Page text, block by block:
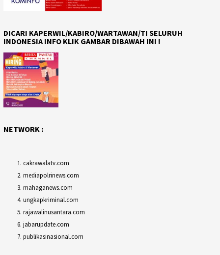
DICARI KAPERWIL/KABIRO/WARTAWAN/TI SELURUH
INDONESIA INFO KLIK GAMBAR DIBAWAH INI !
NETWORK :
cakrawalatv.com
mediapolrinews.com
mahaganews.com
ungkapkriminal.com
rajawalinusantara.com
jabarupdate.com
publikasinasional.com